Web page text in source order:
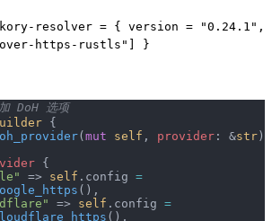
resolver = { version = "0.24.1",
https-rustls"] }
DoH 选项
{
( mut self , provider : &str )
{
=> self .config =
(),
"cloudflare"
=> self .config =
(),